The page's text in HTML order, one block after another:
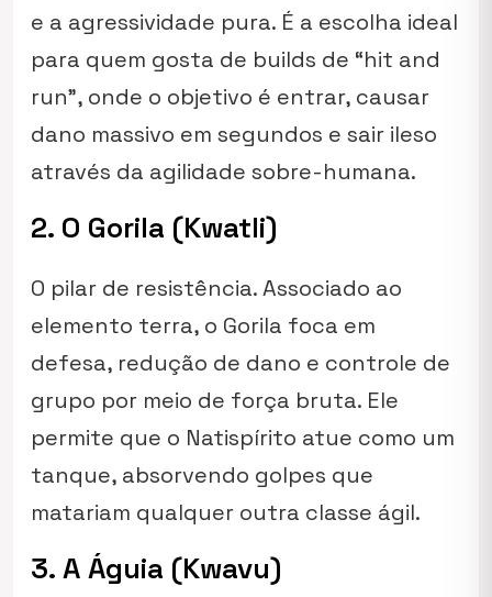
e a agressividade pura. É a escolha ideal
para quem gosta de builds de “hit and
run”, onde o objetivo é entrar, causar
dano massivo em segundos e sair ileso
através da agilidade sobre-humana.
2. O Gorila (Kwatli)
O pilar de resistência. Associado ao
elemento terra, o Gorila foca em
defesa, redução de dano e controle de
grupo por meio de força bruta. Ele
permite que o Natispírito atue como um
tanque, absorvendo golpes que
matariam qualquer outra classe ágil.
3. A Águia (Kwavu)